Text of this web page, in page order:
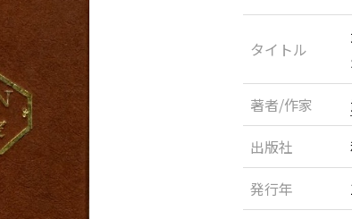
タイトル
著者/作家
出版社
発行年